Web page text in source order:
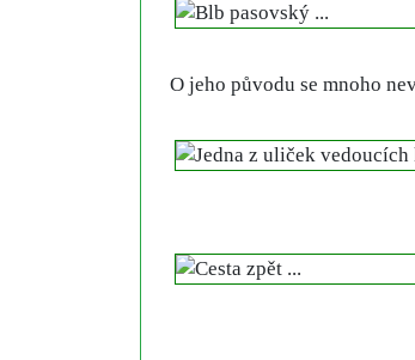
O jeho původu se mnoho